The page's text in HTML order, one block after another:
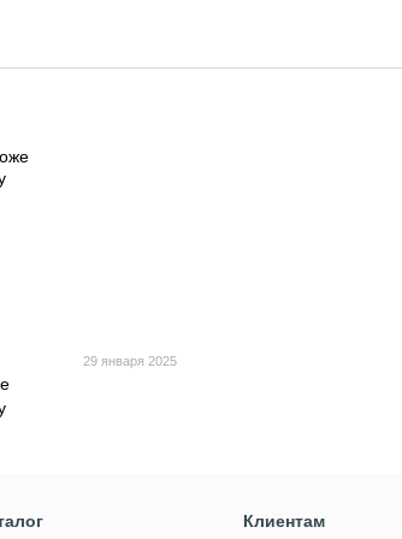
29 января 2025
Клиентам